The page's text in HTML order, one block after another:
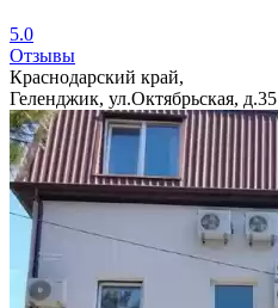
5.0
Отзывы
Краснодарский край,
Геленджик, ул.Октябрьская, д.35